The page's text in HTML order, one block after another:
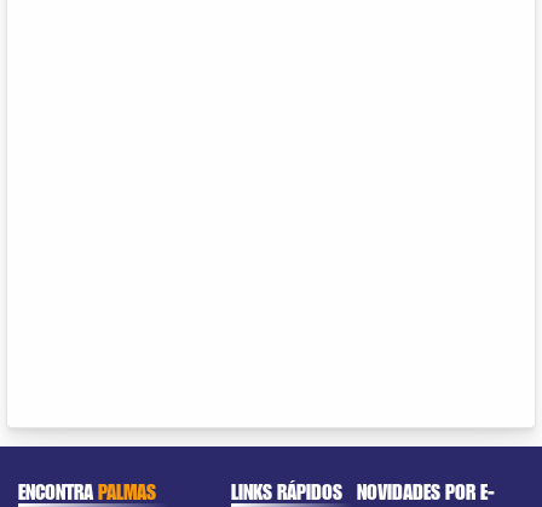
ENCONTRAPALMAS LINKS RÁPIDOS NOVIDADES POR E-